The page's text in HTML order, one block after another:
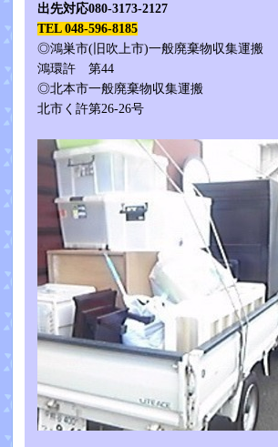
出先対応080-3173-2127
TEL 048-596-8185
◎鴻巣市(旧吹上市)一般廃棄物収集運搬
鴻環許 第44
◎北本市一般廃棄物収集運搬
北市く許第26-26号